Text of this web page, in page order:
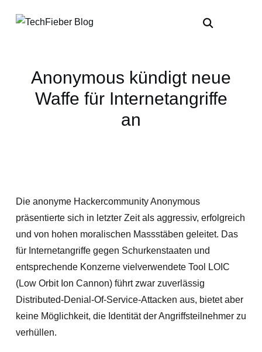
Anonymous kündigt neue
Waffe für Internetangriffe
an
Die anonyme Hackercommunity Anonymous
präsentierte sich in letzter Zeit als aggressiv, erfolgreich
und von hohen moralischen Massstäben geleitet. Das
für Internetangriffe gegen Schurkenstaaten und
entsprechende Konzerne vielverwendete Tool LOIC
(Low Orbit Ion Cannon) führt zwar zuverlässig
Distributed-Denial-Of-Service-Attacken aus, bietet aber
keine Möglichkeit, die Identität der Angriffsteilnehmer zu
verhüllen.